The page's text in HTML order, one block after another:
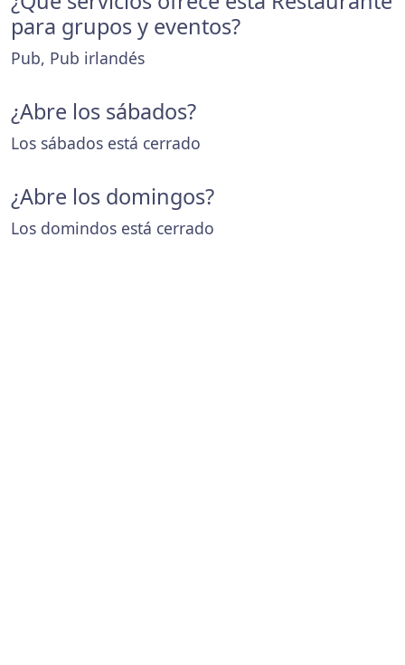
para grupos y eventos?
Pub, Pub irlandés
¿Abre los sábados?
Los sábados está cerrado
¿Abre los domingos?
Los domindos está cerrado